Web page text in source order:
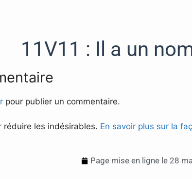
11V11 : Il a un
pour publier un commentaire.
réduire les indésirables. En savoir plus sur la
Page mise en ligne le 28